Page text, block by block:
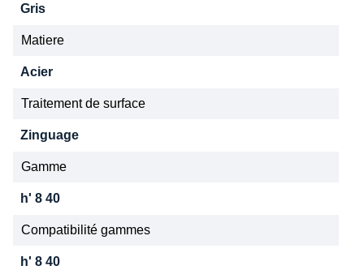
Gris
Matiere
Acier
Traitement de surface
Zinguage
Gamme
h' 8 40
Compatibilité gammes
h' 8 40